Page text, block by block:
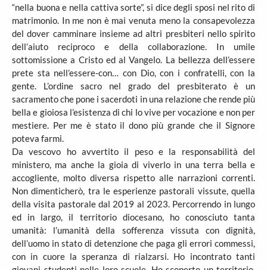
“nella buona e nella cattiva sorte”, si dice degli sposi nel rito di
matrimonio. In me non è mai venuta meno la consapevolezza
del dover camminare insieme ad altri presbiteri nello spirito
dell’aiuto reciproco e della collaborazione. In umile
sottomissione a Cristo ed al Vangelo. La bellezza dell’essere
prete sta nell’essere-con… con Dio, con i confratelli, con la
gente. L’ordine sacro nel grado del presbiterato è un
sacramento che pone i sacerdoti in una relazione che rende più
bella e gioiosa l’esistenza di chi lo vive per vocazione e non per
mestiere. Per me è stato il dono più grande che il Signore
poteva farmi.
Da vescovo ho avvertito il peso e la responsabilità del
ministero, ma anche la gioia di viverlo in una terra bella e
accogliente, molto diversa rispetto alle narrazioni correnti.
Non dimenticherò, tra le esperienze pastorali vissute, quella
della visita pastorale dal 2019 al 2023. Percorrendo in lungo
ed in largo, il territorio diocesano, ho conosciuto tanta
umanità: l’umanità della sofferenza vissuta con dignità,
dell’uomo in stato di detenzione che paga gli errori commessi,
con in cuore la speranza di rialzarsi. Ho incontrato tanti